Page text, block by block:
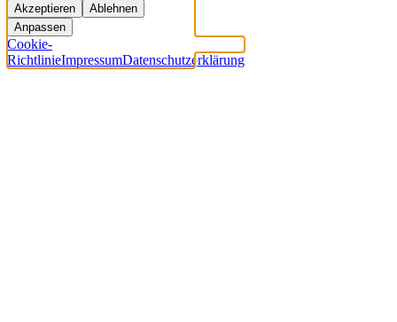
Akzeptieren
Ablehnen
Anpassen
Cookie-
RichtlinieImpressumDatenschutzerklärung